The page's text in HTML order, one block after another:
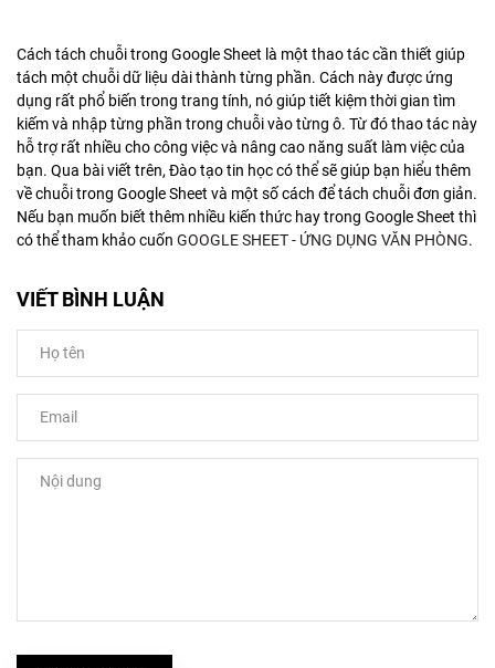
Cách tách chuỗi trong Google Sheet là một thao tác cần thiết giúp
tách một chuỗi dữ liệu dài thành từng phần. Cách này được ứng
dụng rất phổ biến trong trang tính, nó giúp tiết kiệm thời gian tìm
kiếm và nhập từng phần trong chuỗi vào từng ô. Từ đó thao tác này
hỗ trợ rất nhiều cho công việc và nâng cao năng suất làm việc của
bạn. Qua bài viết trên, Đào tạo tin học có thể sẽ giúp bạn hiểu thêm
về chuỗi trong Google Sheet và một số cách để tách chuỗi đơn giản.
Nếu bạn muốn biết thêm nhiều kiến thức hay trong Google Sheet thì
có thể tham khảo cuốn GOOGLE SHEET - ỨNG DỤNG VĂN PHÒNG.
VIẾT BÌNH LUẬN